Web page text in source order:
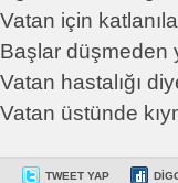
Vatan için
Başlar düşmeden
Vatan hastalığı
Vatan üstünde
TWEET YAP